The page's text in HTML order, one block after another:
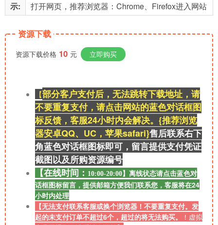
示:
打开网页，推荐浏览器：Chrome、Firefox进入网站
资源下载
资源下载价格 10 元 立即购买
【部分客户支付后，无法跳转下载地址，请
不要重复支付，请点击网站的蓝色对话框图
标反馈，客服24小时内会解决。{推荐浏览
器安卓QQ、UC，苹果safari}售后联系右下
角蓝色对话框图标即可，留言提供支付凭证
截图以及所购资源编号
【在线时间： 10:00-20:00】 离线状态请点击蓝色对
话框图标留言，提供邮箱方便我们联系您，客服将在24
小时内处理
【无法支付联系客服或换个浏览器！不要重复支付。发
起的未支付订单不超过6个，超过的将无法购买。
！ 虚拟